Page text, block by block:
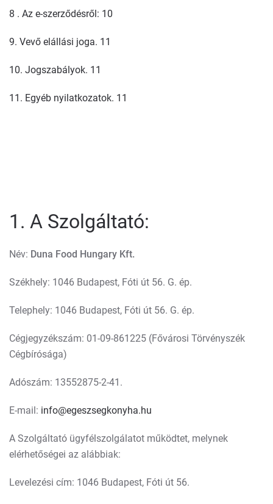
8 . Az e-szerződésről: 10
9. Vevő elállási joga. 11
10. Jogszabályok. 11
11. Egyéb nyilatkozatok. 11
1. A Szolgáltató:
Név: Duna Food Hungary Kft.
Székhely: 1046 Budapest, Fóti út 56. G. ép.
Telephely: 1046 Budapest, Fóti út 56. G. ép.
Cégjegyzékszám: 01-09-861225 (Fővárosi Törvényszék
Cégbírósága)
Adószám: 13552875-2-41.
E-mail: info@egeszsegkonyha.hu
A Szolgáltató ügyfélszolgálatot működtet, melynek
elérhetőségei az alábbiak:
Levelezési cím: 1046 Budapest, Fóti út 56.